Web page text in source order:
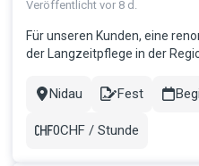
Veröffentlicht vor 8 d.
Für unseren Kunden, eine
der Langzeitpflege in der
Leitungsperson Nachtwache 80-100%. Ihr
Nachtwache...
Stadt
Nidau
Contract
Fest
Gehalt
0CHF / Stunde